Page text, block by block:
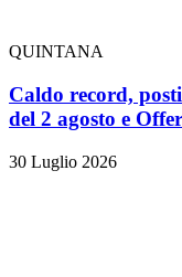
QUINTANA
Caldo record,
del 2 agosto e
30 Luglio 2026